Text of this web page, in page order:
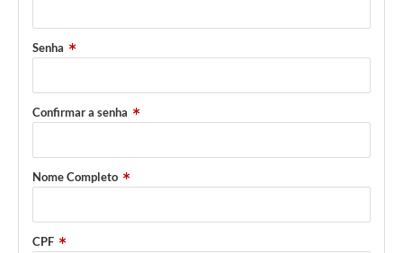
Senha
Confirmar a senha
Nome Completo
CPF